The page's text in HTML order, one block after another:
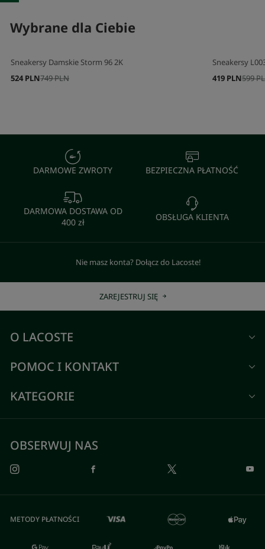
Wybrane dla Ciebie
Sneakersy Damskie Storm 96 2K
749 PLN
524 PLN
Sneakersy
599
419 PLN
DARMOWE ZWROTY BEZPIECZNA PŁATNOŚĆ
DARMOWA DOSTAWA OD
400 zł
OBSŁUGA KLIENTA
Nie masz konta? Dołącz do Lacoste!
ZAREJESTRUJ SIĘ
O LACOSTE
POMOC I KONTAKT
KATEGORIE
OBSERWUJ NAS
METODY PŁATNOŚCI